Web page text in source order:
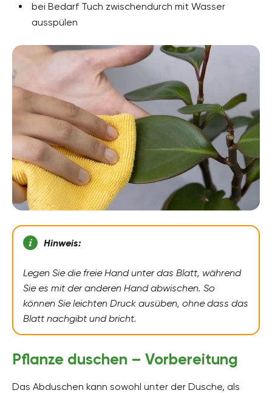
bei Bedarf Tuch zwischendurch mit Wasser
ausspülen
Hinweis:
Legen Sie die freie Hand unter das Blatt, während
Sie es mit der anderen Hand abwischen. So
können Sie leichten Druck ausüben, ohne dass das
Blatt nachgibt und bricht.
Pflanze duschen – Vorbereitung
Das Abduschen kann sowohl unter der Dusche, als